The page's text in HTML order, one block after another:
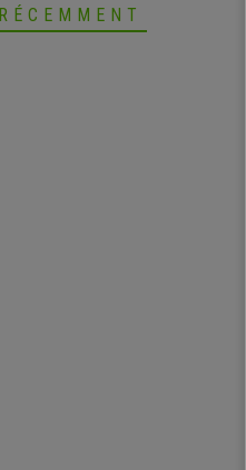
RÉCEMMENT